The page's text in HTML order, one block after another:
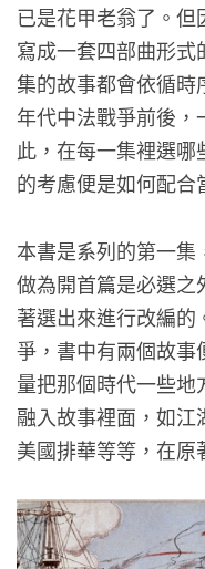
已是花甲老翁了。但
寫成一套四部曲形
集的故事都會依循時
年代中法戰爭前後，
此，在每一集裡選
的考慮便是如何配合
本書是系列的第一集
做為開首篇是必選之
著選出來進行改編
爭，書中有兩個故
量把那個時代一些
融入故事裡面，如江
美國排華等等，在原